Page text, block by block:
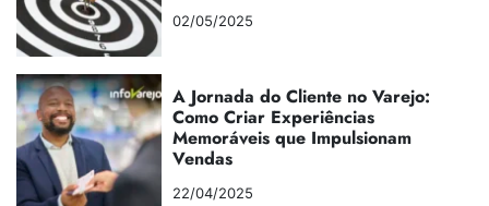
02/05/2025
A Jornada do Cliente no Varejo:
Como Criar Experiências
Memoráveis que Impulsionam
Vendas
22/04/2025